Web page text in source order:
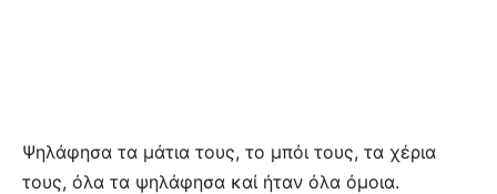
Ψηλάφησα τα μάτια τους, το μπόι τους, τα χέρια
τους, όλα τα ψηλάφησα καί ήταν όλα όμοια.